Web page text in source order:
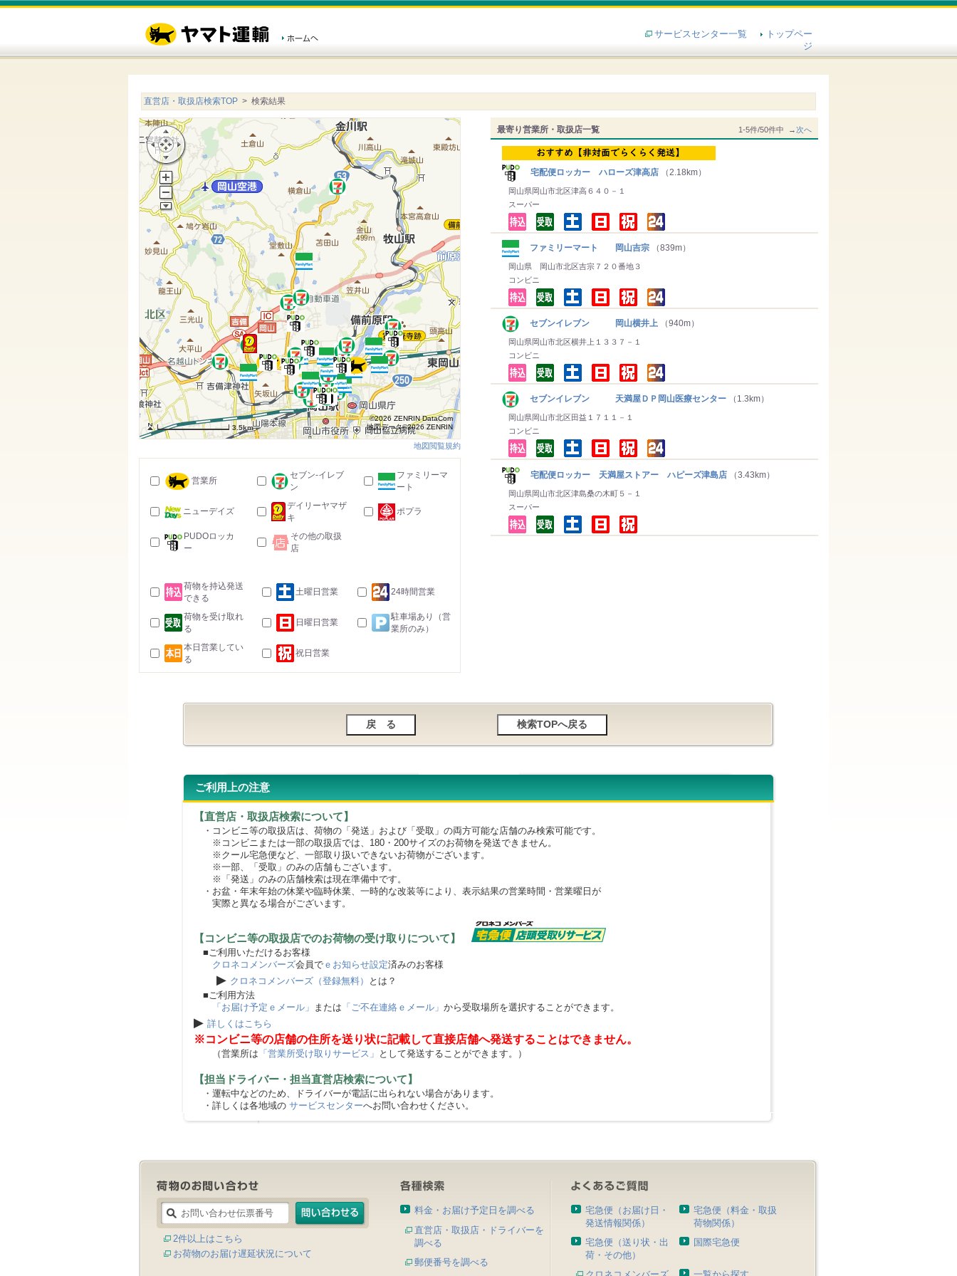
サービスセンター一覧
トップペー
ジ
直営店・取扱店検索TOP > 検索結果
最寄り営業所・取扱店一覧 1-5件/50件中 →次へ
宅配便ロッカー ハローズ津高店 （2.18km）
岡山県岡山市北区津高６４０－１
スーパー
ファミリーマート 岡山吉宗 （839m）
岡山県 岡山市北区吉宗７２０番地３
コンビニ
セブンイレブン 岡山横井上 （940m）
岡山県岡山市北区横井上１３３７－１
コンビニ
セブンイレブン 天満屋ＤＰ岡山医療センター （1.3km）
岡山県岡山市北区田益１７１１－１
コンビニ
宅配便ロッカー 天満屋ストアー ハピーズ津島店 （3.43km）
岡山県岡山市北区津島桑の木町５－１
スーパー
3.5km
©2026 ZENRIN DataCom
地図データ©2026 ZENRIN
地図閲覧規約
営業所
セブン-イレブ
ン
ファミリーマ
ート
ニューデイズ
デイリーヤマザ
キ
ポプラ
PUDOロッカ
ー
その他の取扱
店
荷物を持込発送
できる
土曜日営業 24時間営業
荷物を受け取れ
る
日曜日営業
駐車場あり（営
業所のみ）
本日営業してい
る
祝日営業
ご利用上の注意
【直営店・取扱店検索について】
・コンビニ等の取扱店は、荷物の「発送」および「受取」の両方可能な店舗のみ検索可能です。
※コンビニまたは一部の取扱店では、180・200サイズのお荷物を発送できません。
※クール宅急便など、一部取り扱いできないお荷物がございます。
※一部、「受取」のみの店舗もございます。
※「発送」のみの店舗検索は現在準備中です。
・お盆・年末年始の休業や臨時休業、一時的な改装等により、表示結果の営業時間・営業曜日が
実際と異なる場合がございます。
【コンビニ等の取扱店でのお荷物の受け取りについて】
■ご利用いただけるお客様
クロネコメンバーズ会員で ｅお知らせ設定済みのお客様
▶ クロネコメンバーズ（登録無料）
とは？
■ご利用方法
「お届け予定ｅメール」 または 「ご不在連絡ｅメール」 から受取場所を選択することができます。
▶ 詳しくはこちら
※コンビニ等の店舗の住所を送り状に記載して直接店舗へ発送することはできません。
（営業所は 「営業所受け取りサービス」 として発送することができます。）
【担当ドライバー・担当直営店検索について】
・運転中などのため、ドライバーが電話に出られない場合があります。
・詳しくは各地域の サービスセンターへお問い合わせください。
2件以上はこちら
お荷物のお届け遅延状況について
料金・お届け予定日を調べる
直営店・取扱店・ドライバーを
調べる
郵便番号を調べる
宅急便（お届け日・
発送情報関係）
宅急便（料金・取扱
荷物関係）
宅急便（送り状・出
荷・その他）
国際宅急便